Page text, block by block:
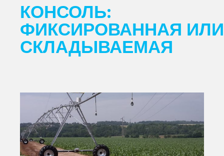
КОНСОЛЬ:
ФИКСИРОВАННАЯ ИЛИ
СКЛАДЫВАЕМАЯ